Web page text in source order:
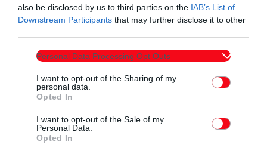
also be disclosed by us to third parties on the IAB’s List of
Downstream Participants that may further disclose it to other
Personal Data Processing Opt Outs
I want to opt-out of the Sharing of my
personal data.
Opted In
I want to opt-out of the Sale of my
Personal Data.
Opted In
Η στατιστική αποκαλύπτει το μέγεθος της αξίας του: ο
Σαράντης έχει δέκα καλύτερες επιδόσεις καριέρας που
κυμαίνονται από 7,24μ. έως 7,46μ. και βρίσκεται στην 6η
θέση παγκοσμίως για το 2025 στην κατηγορία Κ18.
Μέσα στη χρονιά έχει ήδη πετύχει τέσσερα άλματα άνω των
7,40μ., όταν παγκοσμίως μόλις 23 τέτοια άλματα έχουν
καταγραφεί από 8 διαφορετικούς αθλητές στη κατηγορία
παίδων.
Ο Σαράντης Τζελέπης δείχνει πως δεν είναι απλώς ένα